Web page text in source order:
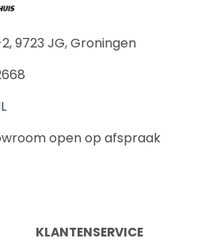
9723 JG, Groningen
open op afspraak
KLANTENSERVICE